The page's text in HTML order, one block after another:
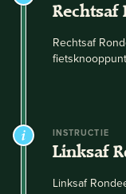
Rechtsaf
Rechtsaf
INSTRUCTIE
Linksaf
Linksaf